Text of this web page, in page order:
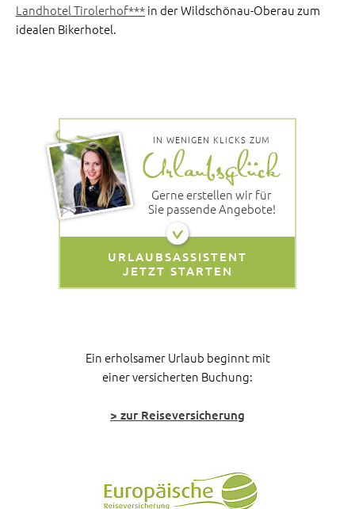
Landhotel Tirolerhof***in der Wildschönau-Oberau zum
idealen Bikerhotel.
IN WENIGEN KLICKS ZUM
Gerne erstellen wir für
Sie passende Angebote!
URLAUBSASSISTENT
JETZT STARTEN
Ein erholsamer Urlaub beginnt mit
einer versicherten Buchung:
> zur Reiseversicherung